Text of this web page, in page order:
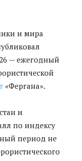
и мира
— ежегодный
«Фергана».
и
по индексу
период не